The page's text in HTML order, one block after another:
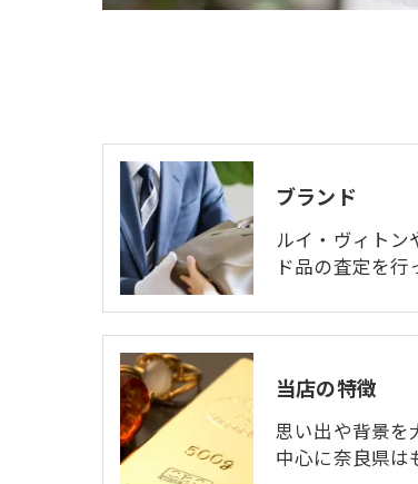
ブランド
ルイ・ヴィトン
ド品の査定を
当店の特徴
思い出や背景を
中心に奈良県